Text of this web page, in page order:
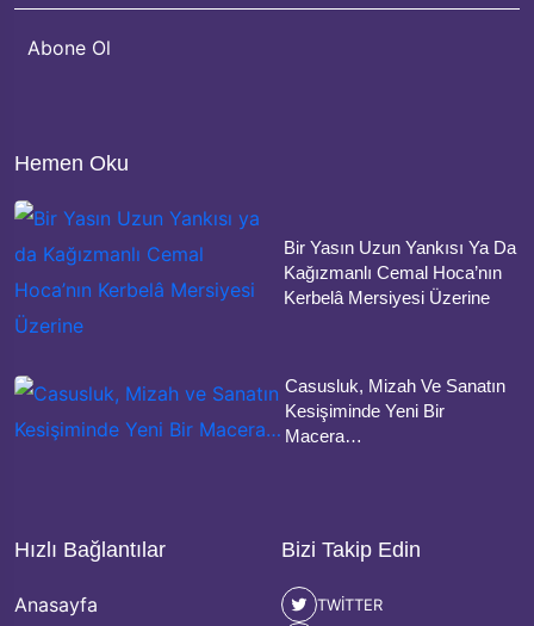
Hemen Oku
Bir Yasın Uzun Yankısı Ya Da
Kağızmanlı Cemal Hoca’nın
Kerbelâ Mersiyesi Üzerine
Casusluk, Mizah Ve Sanatın
Kesişiminde Yeni Bir
Macera…
Hızlı Bağlantılar
Anasayfa
Bizi Takip Edin
TWITTER